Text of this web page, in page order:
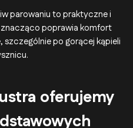
parowaniu to praktyczne i
poprawia komfort
szczególnie po gorącej kąpieli
oferujemy